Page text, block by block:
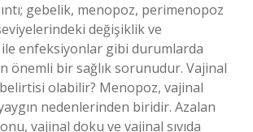
gebelik, menopoz, perimenopoz
değişiklik ve
enfeksiyonlar gibi durumlarda
önemli bir sağlık sorunudur. Vajinal
olabilir? Menopoz, vajinal
nedenlerinden biridir. Azalan
vajinal doku ve vajinal sıvıda